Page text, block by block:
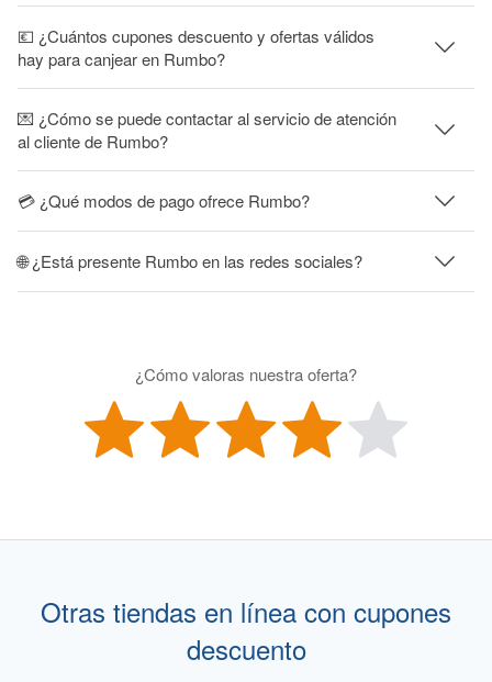
💶 ¿Cuántos cupones descuento y ofertas válidos
hay para canjear en Rumbo?
💌 ¿Cómo se puede contactar al servicio de atención
al cliente de Rumbo?
💳 ¿Qué modos de pago ofrece Rumbo?
🌐 ¿Está presente Rumbo en las redes sociales?
¿Cómo valoras nuestra oferta?
Otras tiendas en línea con cupones
descuento